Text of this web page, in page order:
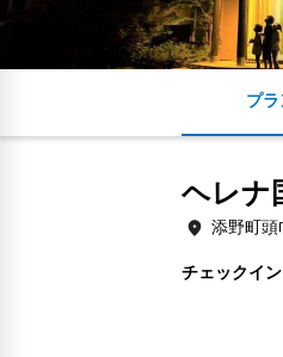
プラ
ヘレナ
添野町頭
チェックイン